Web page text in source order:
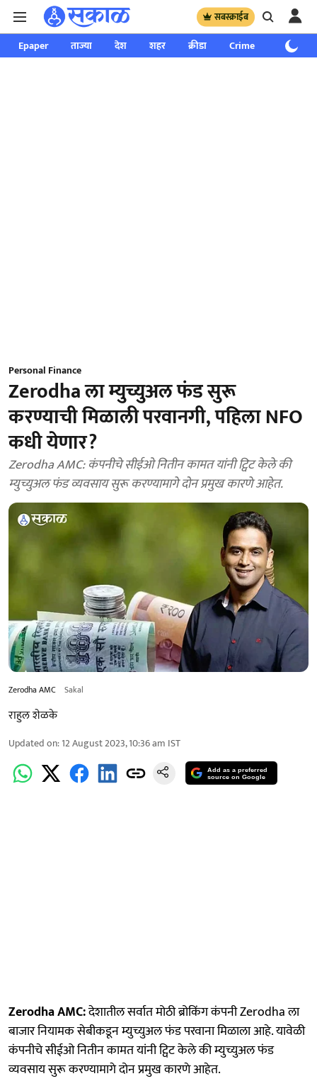
सबस्क्राईब
Epaper ताज्या देश शहर क्रीडा Crime साप्ताहिक
Personal Finance
Zerodha ला म्युच्युअल फंड सुरू
करण्याची मिळाली परवानगी, पहिला NFO
कधी येणार?
Zerodha AMC: कंपनीचे सीईओ नितीन कामत यांनी ट्विट केले की
म्युच्युअल फंड व्यवसाय सुरू करण्यामागे दोन प्रमुख कारणे आहेत.
Zerodha AMC Sakal
राहुल शेळके
Updated on:12 August 2023, 10:36 am IST
Add as a preferred
source on Google
Zerodha AMC:देशातील सर्वात मोठी ब्रोकिंग कंपनी Zerodha ला
बाजार नियामक सेबीकडून म्युच्युअल फंड परवाना मिळाला आहे. यावेळी
कंपनीचे सीईओ नितीन कामत यांनी ट्विट केले की म्युच्युअल फंड
व्यवसाय सुरू करण्यामागे दोन प्रमुख कारणे आहेत.